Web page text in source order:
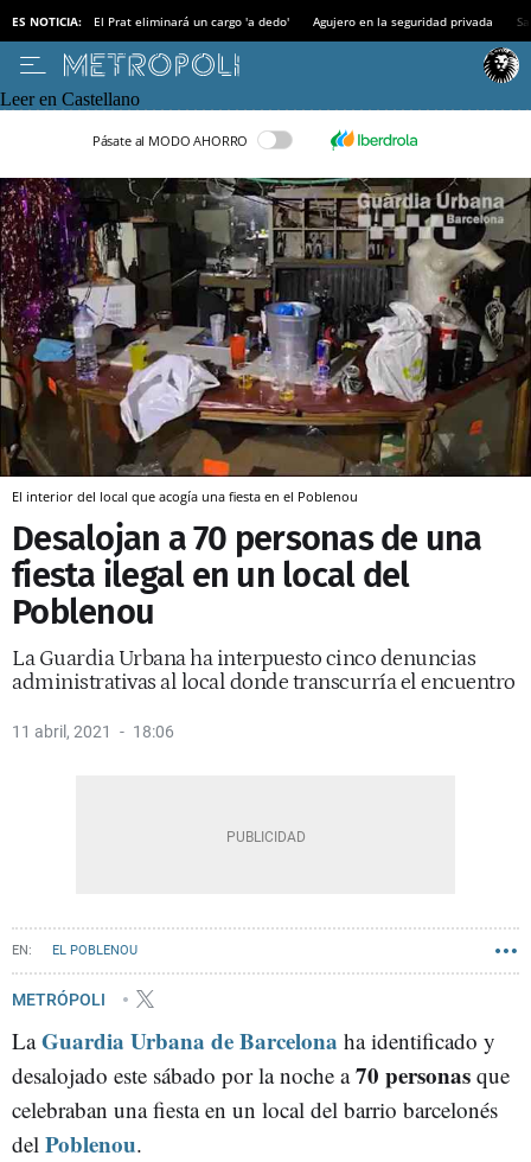
ES NOTICIA: El Prat eliminará un cargo 'a dedo' Agujero en la seguridad privada
Leer en Castellano
Pásate al MODO AHORRO
El interior del local que acogía una fiesta en el Poblenou
Desalojan a 70 personas de una
fiesta ilegal en un local del
Poblenou
La Guardia Urbana ha interpuesto cinco denuncias
administrativas al local donde transcurría el encuentro
11 abril, 2021 18:06
EL POBLENOU
METRÓPOLI
LaGuardia Urbana de Barcelona ha identificado y
desalojado este sábado por la noche a70 personas que
celebraban una fiesta en un local del barrio barcelonés
del Poblenou.